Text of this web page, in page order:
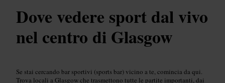
Dove vedere sport dal vivo
nel centro di Glasgow
Se stai cercando bar sportivi (sports bar) vicino a te, comincia da qui.
Trova locali a Glasgow che trasmettono tutte le partite importanti, dai